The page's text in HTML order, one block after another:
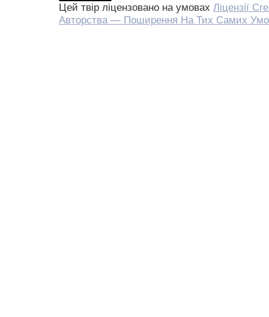
Цей твір ліцензовано на умовах Ліцензії
Авторства — Поширення На Тих Самих